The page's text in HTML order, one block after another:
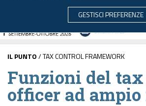
CERCA
IL PUNTO/ TAX CONTROL FRAMEWORK
Funzioni del
officer ad
GESTISCI PREFERENZE